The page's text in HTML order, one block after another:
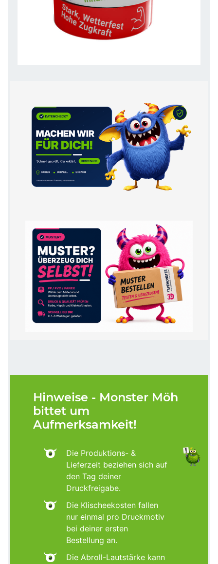
Hinweise - Monster Möh
bittet um
Aufmerksamkeit!
Die Produktions- &
Lieferzeit beziehen sich auf
den Tag deiner
Druckfreigabe.
Die Klischeekosten fallen
nur einmal pro Druckmotiv
bei deiner ersten
Bestellung an.
Die Abroll-Lautstärke kann